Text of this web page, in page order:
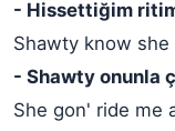
- Hissettiğim
Shawty know
- Shawty onunla
She gon' ride me